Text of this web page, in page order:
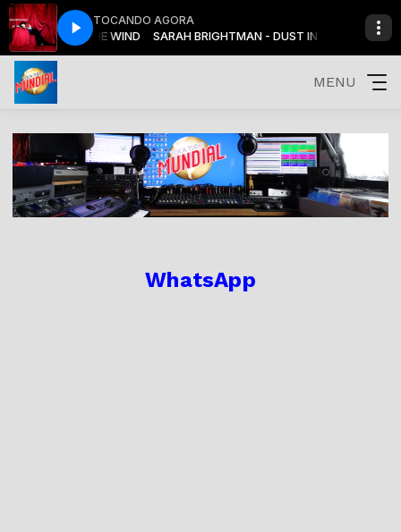
TOCANDO AGORA
- DUST IN THE WIND SARAH BRIGHTMAN - DUST IN THE WIND
MENU
WhatsApp